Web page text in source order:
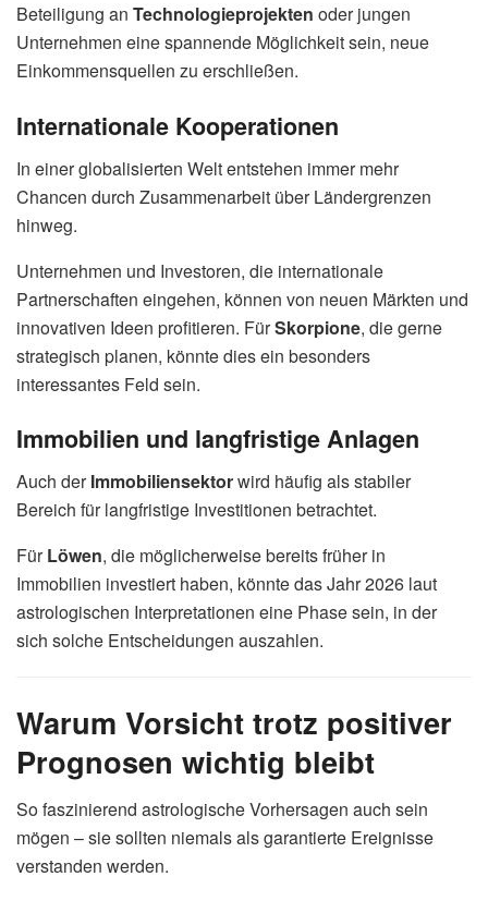
Beteiligung an Technologieprojekten oder jungen
Unternehmen eine spannende Möglichkeit sein, neue
Einkommensquellen zu erschließen.
Internationale Kooperationen
In einer globalisierten Welt entstehen immer mehr
Chancen durch Zusammenarbeit über Ländergrenzen
hinweg.
Unternehmen und Investoren, die internationale
Partnerschaften eingehen, können von neuen Märkten und
innovativen Ideen profitieren. FürSkorpione, die gerne
strategisch planen, könnte dies ein besonders
interessantes Feld sein.
Immobilien und langfristige Anlagen
Auch derImmobiliensektorwird häufig als stabiler
Bereich für langfristige Investitionen betrachtet.
FürLöwen, die möglicherweise bereits früher in
Immobilien investiert haben, könnte das Jahr 2026 laut
astrologischen Interpretationen eine Phase sein, in der
sich solche Entscheidungen auszahlen.
Warum Vorsicht trotz positiver
Prognosen wichtig bleibt
So faszinierend astrologische Vorhersagen auch sein
mögen – sie sollten niemals als garantierte Ereignisse
verstanden werden.